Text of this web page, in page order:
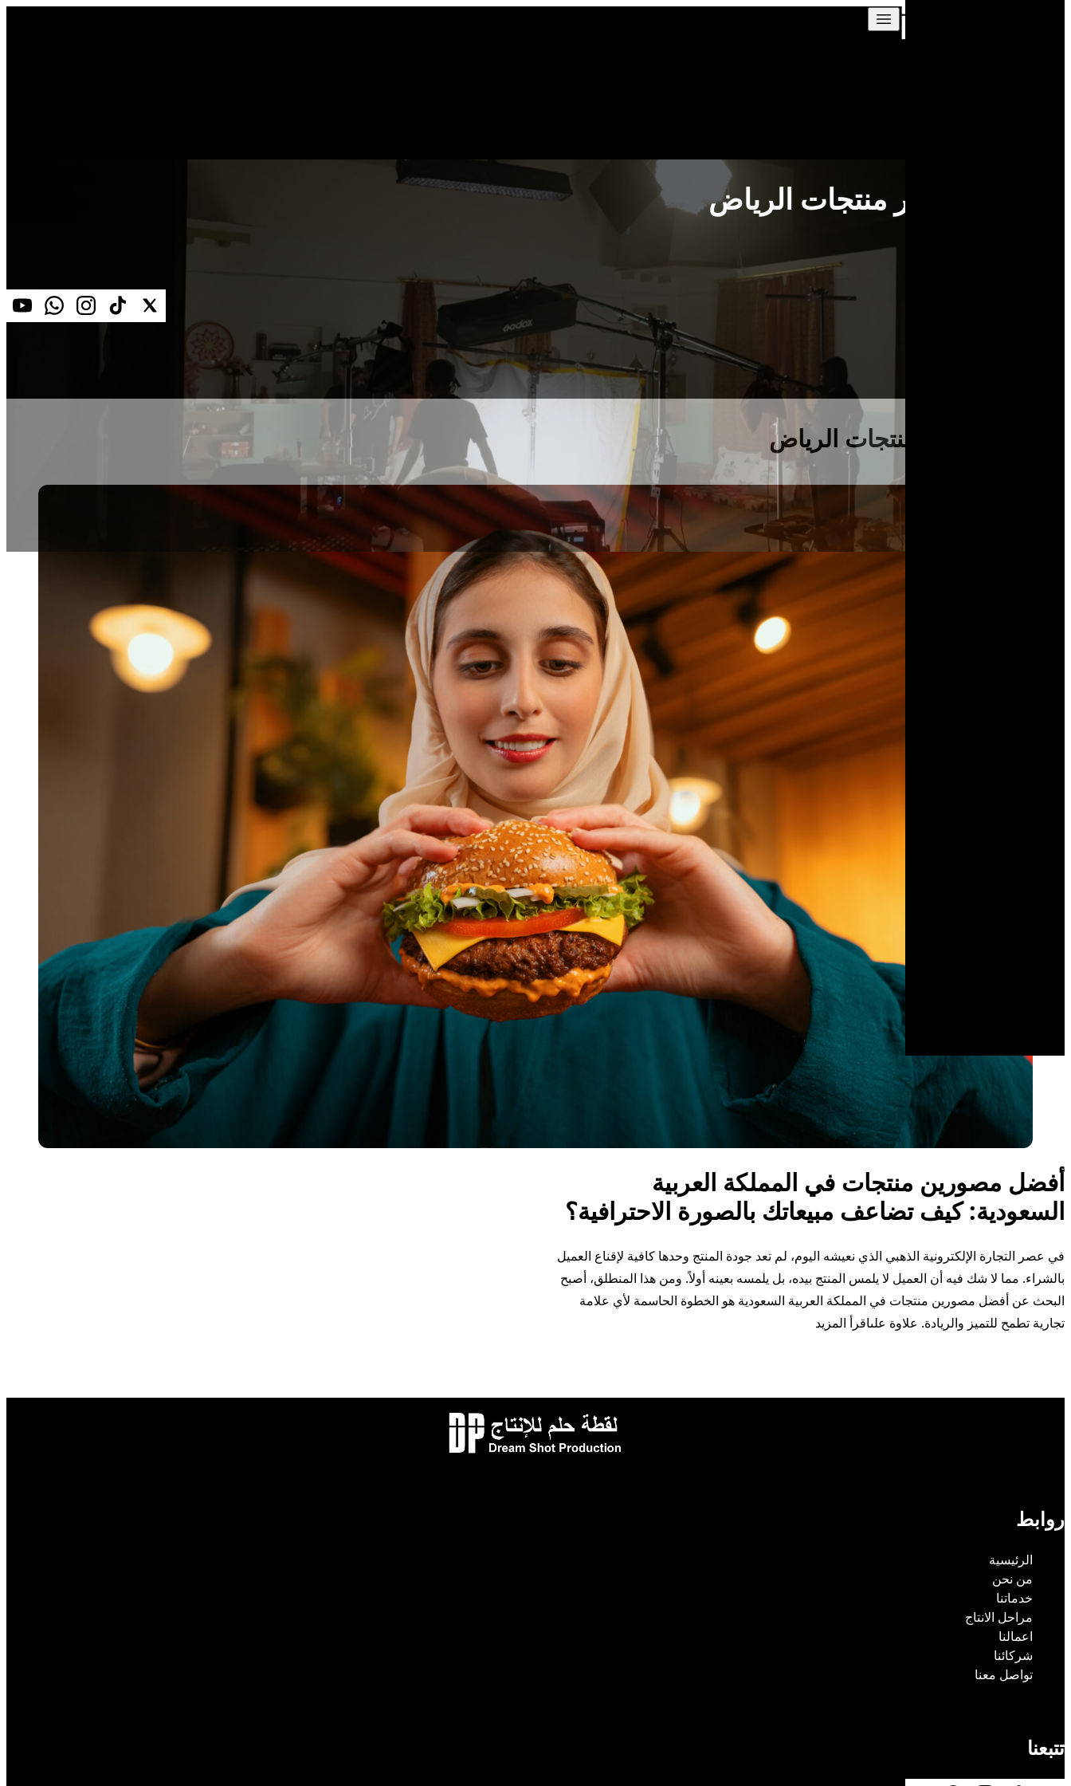
استوديو تصوير منتجات الرياض
استوديو تصوير منتجات الرياض
أفضل مصورين منتجات في المملكة العربية
السعودية: كيف تضاعف مبيعاتك بالصورة الاحترافية؟
في عصر التجارة الإلكترونية الذهبي الذي نعيشه اليوم، لم تعد جودة المنتج وحدها كافية لإقناع العميل
بالشراء. مما لا شك فيه أن العميل لا يلمس المنتج بيده، بل يلمسه بعينه أولاً. ومن هذا المنطلق، أصبح
البحث عن أفضل مصورين منتجات في المملكة العربية السعودية هو الخطوة الحاسمة لأي علامة
تجارية تطمح للتميز والريادة. علاوة علىاقرأ المزيد
روابط
الرئيسية
من نحن
خدماتنا
مراحل الانتاج
اعمالنا
شركائنا
تواصل معنا
تتبعنا